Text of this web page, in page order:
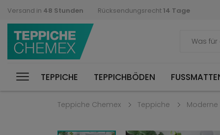
Versand in 48 Stunden Rücksendungsrecht 14 Tage
TEPPICHE TEPPICHBÖDEN FUSSMATTEN
Teppiche Chemex Teppiche